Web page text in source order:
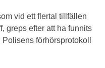
vid ett flertal tillfällen
greps efter att ha funnits
förhörsprotokoll